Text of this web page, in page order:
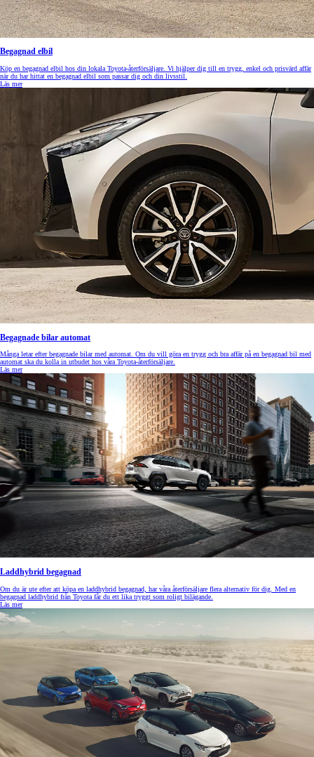
Begagnad elbil
Köp en begagnad elbil hos din lokala Toyota-återförsäljare. Vi hjälper dig till en trygg, enkel och prisvärd affär
när du har hittat en begagnad elbil som passar dig och din livsstil.
Läs mer
Begagnade bilar automat
Många letar efter begagnade bilar med automat. Om du vill göra en trygg och bra affär på en begagnad bil med
automat ska du kolla in utbudet hos våra Toyota-återförsäljare.
Läs mer
Laddhybrid begagnad
Om du är ute efter att köpa en laddhybrid begagnad, har våra återförsäljare flera alternativ för dig. Med en
begagnad laddhybrid från Toyota får du ett lika tryggt som roligt bilägande.
Läs mer